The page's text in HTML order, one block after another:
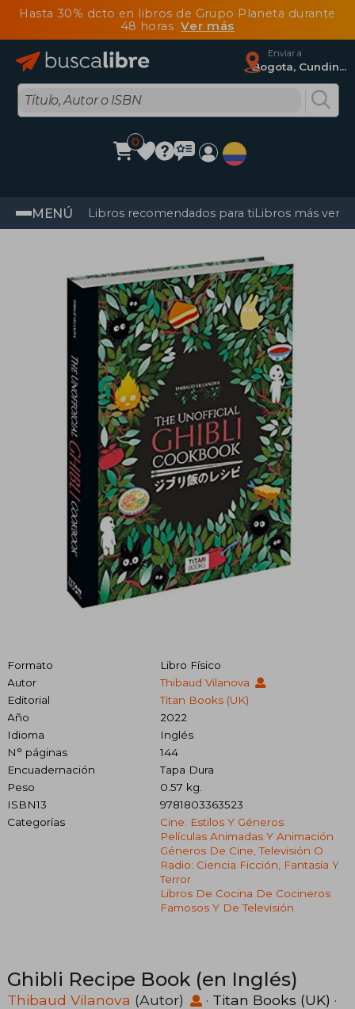
Hasta 30% dcto en libros de Grupo Planeta durante
48 horasVer más
Enviar a
Bogota, Cundinamarca
0
MENÚ Libros recomendados para tiLibros más
Formato
Libro Físico
Autor
Thibaud Vilanova
Editorial
Titan Books (UK)
Año
2022
Idioma
Inglés
N° páginas
144
Encuadernación
Tapa Dura
Peso
0.57 kg.
ISBN13
9781803363523
Categorías
Cine: Estilos Y Géneros
Películas Animadas Y Animación
Géneros De Cine, Televisión O
Radio: Ciencia Ficción, Fantasía Y
Terror
Libros De Cocina De Cocineros
Famosos Y De Televisión
Ghibli Recipe Book (en Inglés)
Thibaud Vilanova (Autor) · Titan Books (UK) ·